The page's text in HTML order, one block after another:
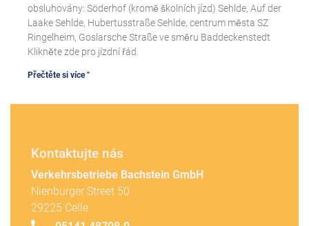
obsluhovány: Söderhof (kromě školních jízd) Sehlde, Auf der
Laake Sehlde, Hubertusstraße Sehlde, centrum města SZ
Ringelheim, Goslarsche Straße ve směru Baddeckenstedt
Klikněte zde pro jízdní řád.
Přečtěte si více "
Kontaktujte nás
Verkehrsbetriebe Bachstein GmbH
Nienburger Street 50
29225 Celle